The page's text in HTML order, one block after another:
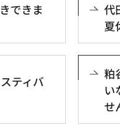
できま
代
夏
ティバ
粕
い
せ